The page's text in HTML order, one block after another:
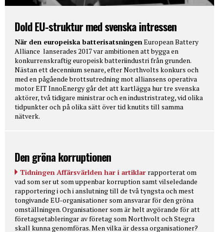
Dold EU-struktur med svenska intressen
När den europeiska batterisatsningenEuropean Battery
Alliance lanserades 2017 var ambitionen att bygga en
konkurrenskraftig europeisk batteriindustri från grunden.
Nästan ett decennium senare, efter Northvolts konkurs och
med en pågående brottsutredning mot alliansens operativa
motor EIT InnoEnergy går det att kartlägga hur tre svenska
aktörer, två tidigare ministrar och en industristrateg, vid olika
tidpunkter och på olika sätt över tid knutits till samma
nätverk.
Den gröna korruptionen
Tidningen Affärsvärlden har i artiklar rapporterat om
vad som ser ut som uppenbar korruption samt vilseledande
rapportering i och i anslutning till de två tyngsta och mest
tongivande EU-organisationer som ansvarar för den gröna
omställningen. Organisationer som är helt avgörande för att
företagsetableringar av företag som Northvolt och Stegra
skall kunna genomföras. Men vilka är dessa organisationer?